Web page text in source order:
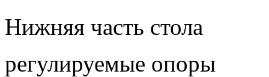
Нижняя часть стола
регулируемые опоры